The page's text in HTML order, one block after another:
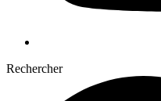
Rechercher